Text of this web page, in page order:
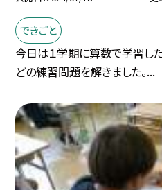
できごと
今日は１学期に算数で学習し
どの練習問題を解きました。...